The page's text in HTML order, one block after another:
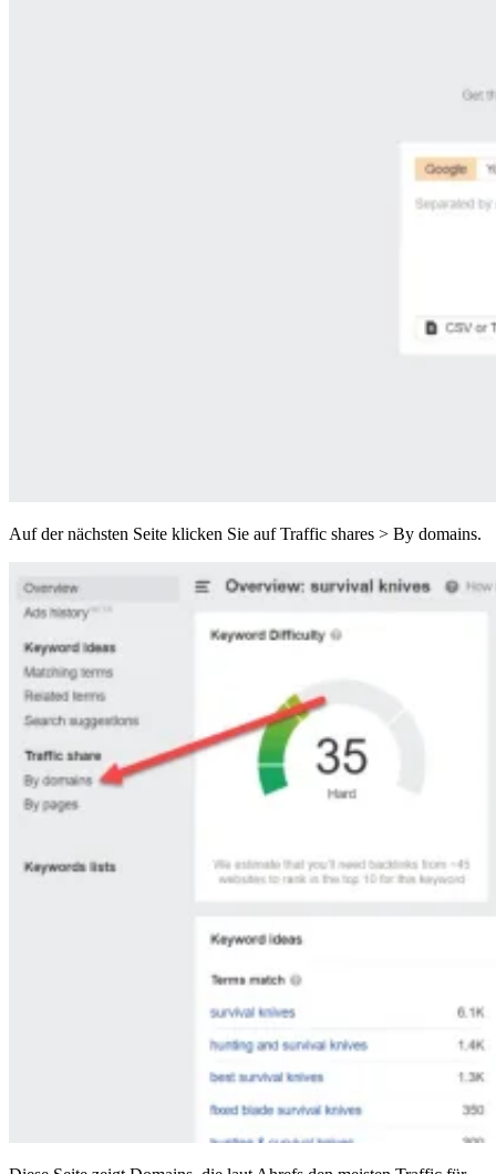
Auf der nächsten Seite klicken Sie auf Traffic shares > By domains.